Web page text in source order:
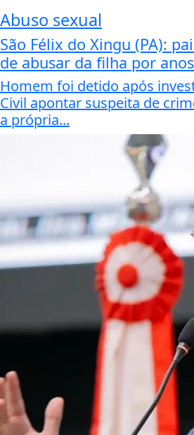
Abuso sexual
São Félix do Xingu (PA):
de abusar da filha por anos
Homem foi detido após
Civil apontar suspeita de
a própria...